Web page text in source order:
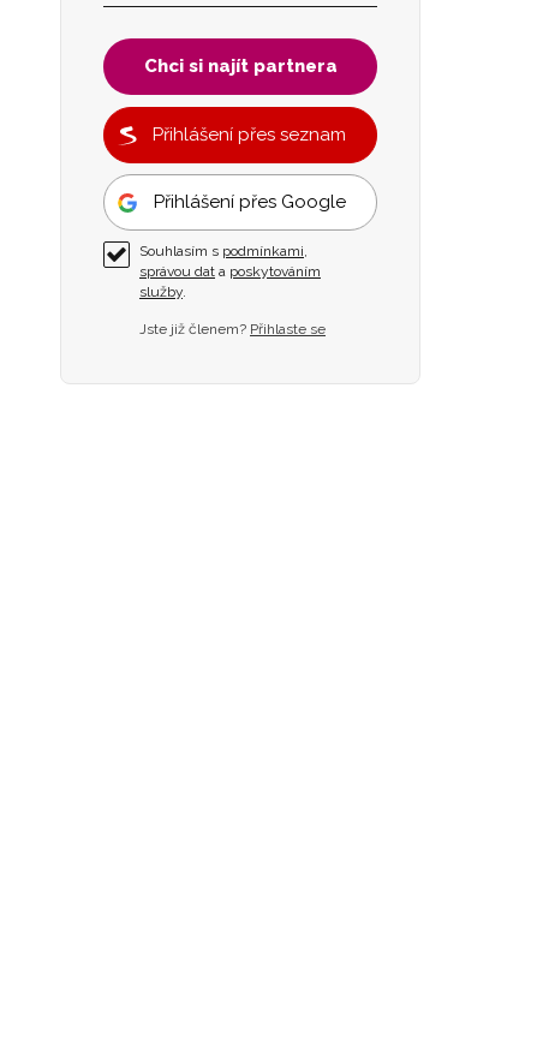
Chci si najít partnera
Přihlášení přes seznam
Přihlášení přes Google
Souhlasím s podmínkami,
správou dat a poskytováním
služby.
Jste již členem? Přihlaste se